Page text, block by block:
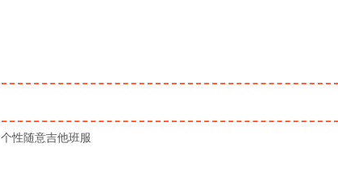
个性随意吉他班服